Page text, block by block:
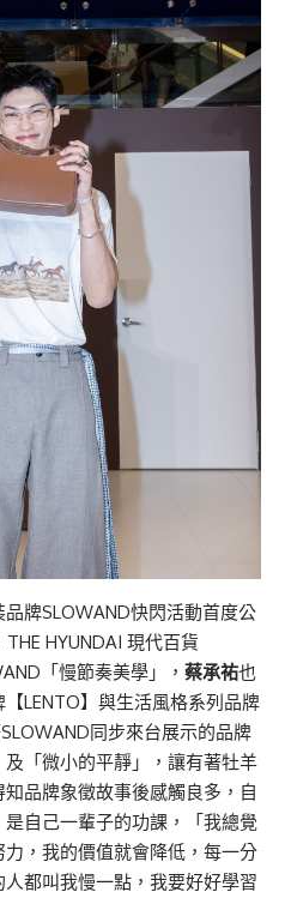
牌SLOWAND快閃活動首度公
HYUNDAI 現代百貨
「慢節奏美學」， 蔡承祐也
LENTO】與生活風格系列品牌
同步來台展示的品牌
「微小的平靜」，讓有著牡羊
品牌象徵故事後感觸良多，自
自己一輩子的功課，「我總覺
，我的價值就會降低，每一分
都叫我慢一點，我要好好學習